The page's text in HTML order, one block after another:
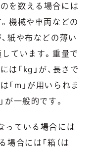
を数える場合には
。機械や車両などの
紙や布などの薄い
しています。重量で
は「kg」が、長さで
「m」が用いられま
が一般的です。
っている場合には
場合には「箱（は